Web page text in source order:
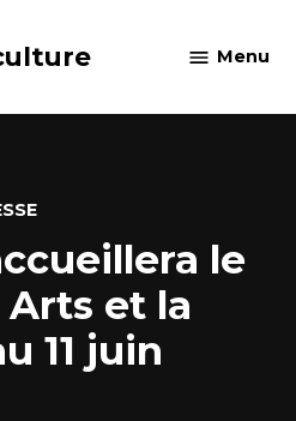
Menu
le
Arts et la
11 juin